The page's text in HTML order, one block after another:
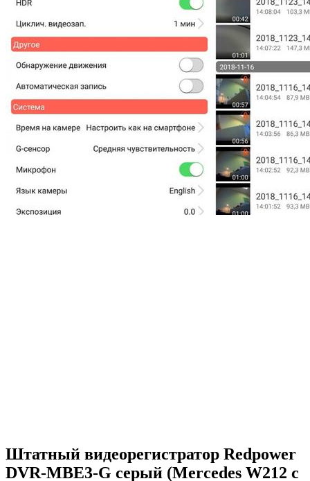
Штатный видеорегистратор Redpower
DVR-MBE3-G серый (Mercedes W212 с